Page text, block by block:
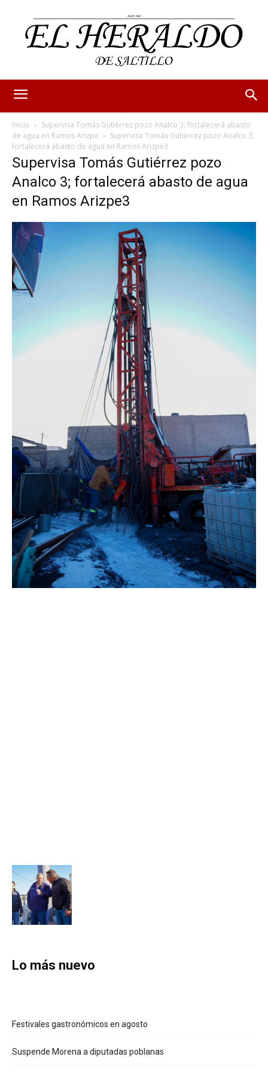
Inicio
Supervisa Tomás Gutiérrez pozo Analco 3; fortalecerá abasto
de agua en Ramos Arizpe
Supervisa Tomás Gutiérrez pozo Analco 3;
fortalecerá abasto de agua en Ramos Arizpe3
Supervisa Tomás Gutiérrez pozo
Analco 3; fortalecerá abasto de agua
en Ramos Arizpe3
Lo más nuevo
Festivales gastronómicos en agosto
Suspende Morena a diputadas poblanas